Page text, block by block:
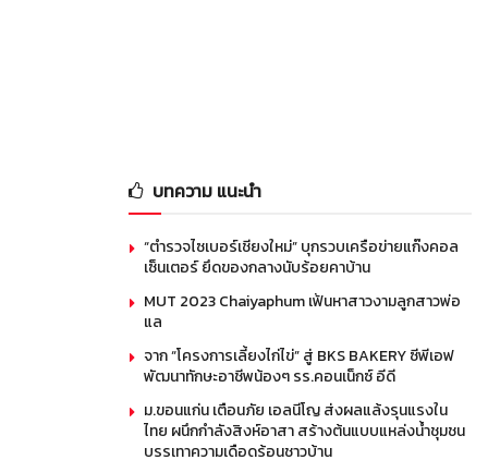
บทความ แนะนำ
“ตำรวจไซเบอร์เชียงใหม่” บุกรวบเครือข่ายแก๊งคอล
เซ็นเตอร์ ยึดของกลางนับร้อยคาบ้าน
MUT 2023 Chaiyaphum เฟ้นหาสาวงามลูกสาวพ่อ
แล
จาก “โครงการเลี้ยงไก่ไข่” สู่ BKS BAKERY ซีพีเอฟ
พัฒนาทักษะอาชีพน้องๆ รร.คอนเน็กซ์ อีดี
ม.ขอนแก่น เตือนภัย เอลนีโญ ส่งผลแล้งรุนแรงใน
ไทย ผนึกกำลังสิงห์อาสา สร้างต้นแบบแหล่งน้ำชุมชน
บรรเทาความเดือดร้อนชาวบ้าน